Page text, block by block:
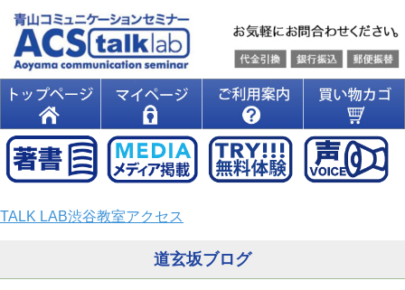
TALK LAB渋谷教室アクセス
道玄坂ブログ